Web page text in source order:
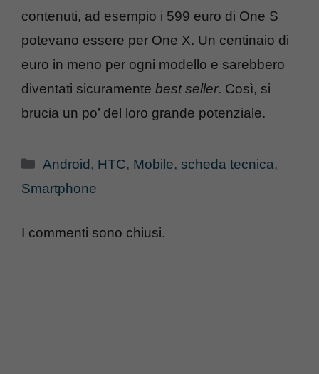
contenuti, ad esempio i 599 euro di One S
potevano essere per One X. Un centinaio di
euro in meno per ogni modello e sarebbero
diventati sicuramente best seller. Così, si
brucia un po’ del loro grande potenziale.
Categorie
Android, HTC, Mobile, scheda tecnica,
Smartphone
I commenti sono chiusi.